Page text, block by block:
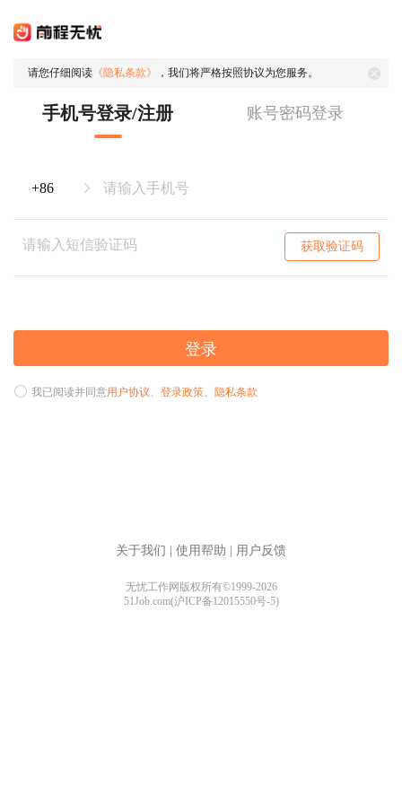
请您仔细阅读 《隐私条款》 ，我们将严格按照协议为您服务。
手机号登录/注册 账号密码登录
获取验证码
登录
我已阅读并同意用户协议、 登录政策、 隐私条款
关于我们 使用帮助 用户反馈
无忧工作网版权所有©1999-2026
51Job.com(沪ICP备12015550号-5)